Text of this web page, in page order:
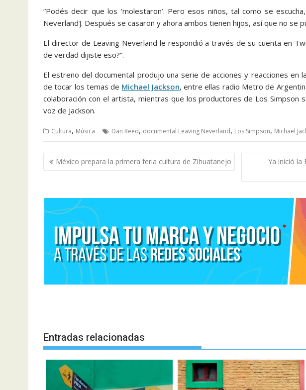
“Podés decir que los ‘molestaron’. Pero esos niños, tal como se
Neverland]. Después se casaron y ahora ambos tienen hijos, así que no se
El director de Leaving Neverland le respondió a través de su cuenta en
de verdad dijiste eso?”.
El estreno del documental produjo una serie de acciones y reacciones en
de tocar los temas de Michael Jackson, entre ellas radio Metro de
colaboración con el artista, mientras que los productores de Los Simpson
voz de Jackson.
Cultura, Música Dan Reed, documental Leaving Neverland, Los Simpson, Michael
Navegación
de
México prepara la primera feria cultura de Zihuatanejo
Ya inició la
Entradas relacionadas